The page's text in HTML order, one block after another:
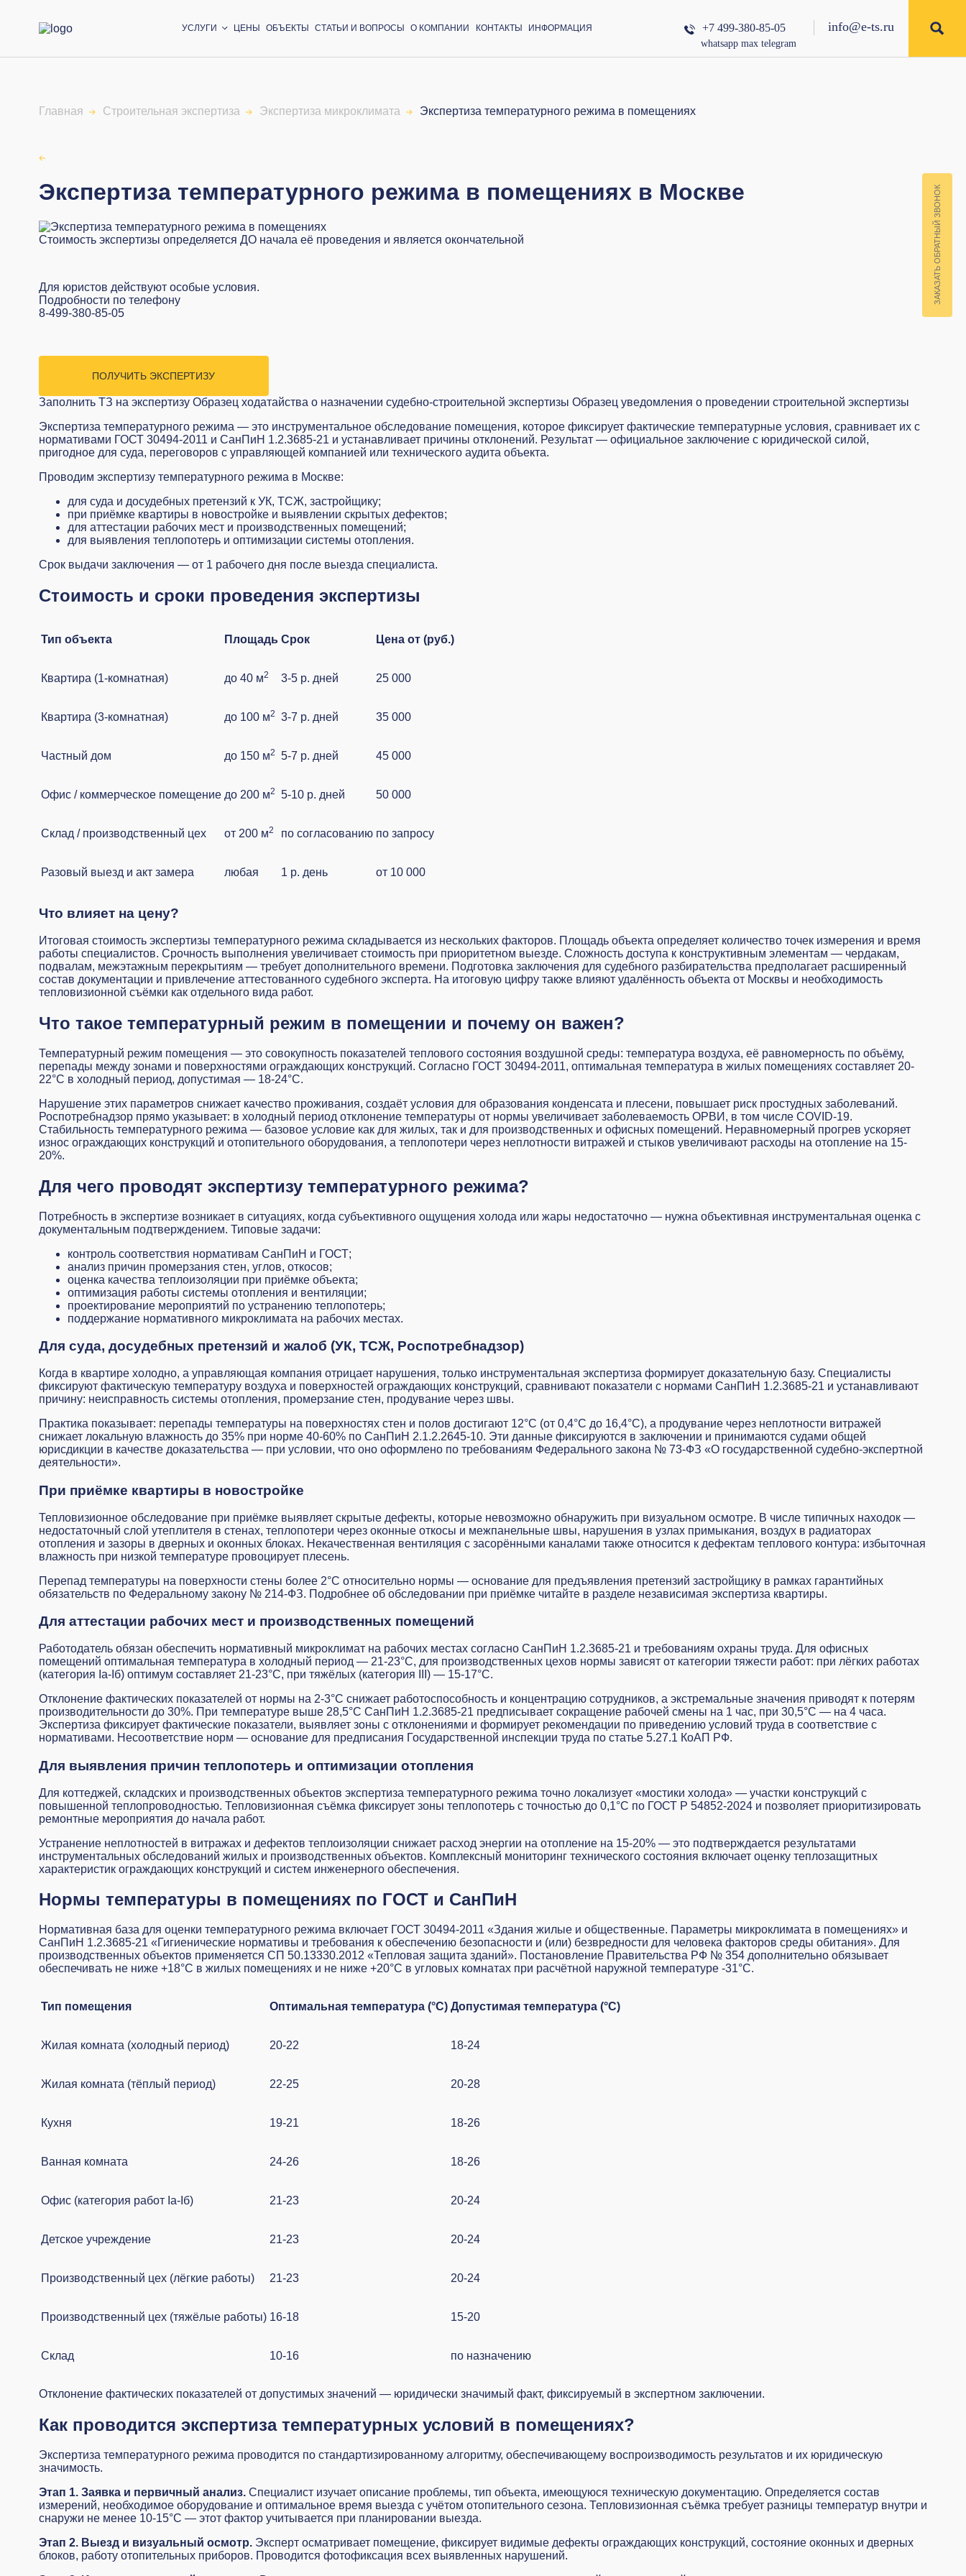
УСЛУГИ ЦЕНЫ ОБЪЕКТЫ СТАТЬИ И ВОПРОСЫ О КОМПАНИИ КОНТАКТЫ ИНФОРМАЦИЯ +7 499-380-85-05
whatsapp max telegram
info@e-ts.ru
Главная Строительная экспертиза Экспертиза микроклимата Экспертиза температурного режима в помещениях
ЗАКАЗАТЬ ОБРАТНЫЙ ЗВОНОК
Экспертиза температурного режима в помещениях в Москве
Стоимость экспертизы определяется ДО начала её проведения и является окончательной
Для юристов действуют особые условия.
Подробности по телефону
8-499-380-85-05
ПОЛУЧИТЬ ЭКСПЕРТИЗУ
Заполнить ТЗ на экспертизу Образец ходатайства о назначении судебно-строительной экспертизы Образец уведомления о проведении строительной экспертизы
Экспертиза температурного режима — это инструментальное обследование помещения, которое фиксирует фактические температурные условия, сравнивает их с
нормативами ГОСТ 30494-2011 и СанПиН 1.2.3685-21 и устанавливает причины отклонений. Результат — официальное заключение с юридической силой,
пригодное для суда, переговоров с управляющей компанией или технического аудита объекта.
Проводим экспертизу температурного режима в Москве:
для суда и досудебных претензий к УК, ТСЖ, застройщику;
при приёмке квартиры в новостройке и выявлении скрытых дефектов;
для аттестации рабочих мест и производственных помещений;
для выявления теплопотерь и оптимизации системы отопления.
Срок выдачи заключения — от 1 рабочего дня после выезда специалиста.
Стоимость и сроки проведения экспертизы
Тип объекта Площадь Срок Цена от (руб.)
Квартира (1-комнатная) до 40 м2 3-5 р. дней 25 000
Квартира (3-комнатная) до 100 м2 3-7 р. дней 35 000
Частный дом до 150 м2 5-7 р. дней 45 000
Офис / коммерческое помещение до 200 м2 5-10 р. дней 50 000
Склад / производственный цех от 200 м2 по согласованию по запросу
Разовый выезд и акт замера любая 1 р. день от 10 000
Что влияет на цену?
Итоговая стоимость экспертизы температурного режима складывается из нескольких факторов. Площадь объекта определяет количество точек измерения и время
работы специалистов. Срочность выполнения увеличивает стоимость при приоритетном выезде. Сложность доступа к конструктивным элементам — чердакам,
подвалам, межэтажным перекрытиям — требует дополнительного времени. Подготовка заключения для судебного разбирательства предполагает расширенный
состав документации и привлечение аттестованного судебного эксперта. На итоговую цифру также влияют удалённость объекта от Москвы и необходимость
тепловизионной съёмки как отдельного вида работ.
Что такое температурный режим в помещении и почему он важен?
Температурный режим помещения — это совокупность показателей теплового состояния воздушной среды: температура воздуха, её равномерность по объёму,
перепады между зонами и поверхностями ограждающих конструкций. Согласно ГОСТ 30494-2011, оптимальная температура в жилых помещениях составляет 20-
22°C в холодный период, допустимая — 18-24°C.
Нарушение этих параметров снижает качество проживания, создаёт условия для образования конденсата и плесени, повышает риск простудных заболеваний.
Роспотребнадзор прямо указывает: в холодный период отклонение температуры от нормы увеличивает заболеваемость ОРВИ, в том числе COVID-19.
Стабильность температурного режима — базовое условие как для жилых, так и для производственных и офисных помещений. Неравномерный прогрев ускоряет
износ ограждающих конструкций и отопительного оборудования, а теплопотери через неплотности витражей и стыков увеличивают расходы на отопление на 15-
20%.
Для чего проводят экспертизу температурного режима?
Потребность в экспертизе возникает в ситуациях, когда субъективного ощущения холода или жары недостаточно — нужна объективная инструментальная оценка с
документальным подтверждением. Типовые задачи:
контроль соответствия нормативам СанПиН и ГОСТ;
анализ причин промерзания стен, углов, откосов;
оценка качества теплоизоляции при приёмке объекта;
оптимизация работы системы отопления и вентиляции;
проектирование мероприятий по устранению теплопотерь;
поддержание нормативного микроклимата на рабочих местах.
Для суда, досудебных претензий и жалоб (УК, ТСЖ, Роспотребнадзор)
Когда в квартире холодно, а управляющая компания отрицает нарушения, только инструментальная экспертиза формирует доказательную базу. Специалисты
фиксируют фактическую температуру воздуха и поверхностей ограждающих конструкций, сравнивают показатели с нормами СанПиН 1.2.3685-21 и устанавливают
причину: неисправность системы отопления, промерзание стен, продувание через швы.
Практика показывает: перепады температуры на поверхностях стен и полов достигают 12°C (от 0,4°C до 16,4°C), а продувание через неплотности витражей
снижает локальную влажность до 35% при норме 40-60% по СанПиН 2.1.2.2645-10. Эти данные фиксируются в заключении и принимаются судами общей
юрисдикции в качестве доказательства — при условии, что оно оформлено по требованиям Федерального закона № 73-ФЗ «О государственной судебно-экспертной
деятельности».
При приёмке квартиры в новостройке
Тепловизионное обследование при приёмке выявляет скрытые дефекты, которые невозможно обнаружить при визуальном осмотре. В числе типичных находок —
недостаточный слой утеплителя в стенах, теплопотери через оконные откосы и межпанельные швы, нарушения в узлах примыкания, воздух в радиаторах
отопления и зазоры в дверных и оконных блоках. Некачественная вентиляция с засорёнными каналами также относится к дефектам теплового контура: избыточная
влажность при низкой температуре провоцирует плесень.
Перепад температуры на поверхности стены более 2°C относительно нормы — основание для предъявления претензий застройщику в рамках гарантийных
обязательств по Федеральному закону № 214-ФЗ. Подробнее об обследовании при приёмке читайте в разделе независимая экспертиза квартиры.
Для аттестации рабочих мест и производственных помещений
Работодатель обязан обеспечить нормативный микроклимат на рабочих местах согласно СанПиН 1.2.3685-21 и требованиям охраны труда. Для офисных
помещений оптимальная температура в холодный период — 21-23°C, для производственных цехов нормы зависят от категории тяжести работ: при лёгких работах
(категория Iа-Iб) оптимум составляет 21-23°C, при тяжёлых (категория III) — 15-17°C.
Отклонение фактических показателей от нормы на 2-3°C снижает работоспособность и концентрацию сотрудников, а экстремальные значения приводят к потерям
производительности до 30%. При температуре выше 28,5°C СанПиН 1.2.3685-21 предписывает сокращение рабочей смены на 1 час, при 30,5°C — на 4 часа.
Экспертиза фиксирует фактические показатели, выявляет зоны с отклонениями и формирует рекомендации по приведению условий труда в соответствие с
нормативами. Несоответствие норм — основание для предписания Государственной инспекции труда по статье 5.27.1 КоАП РФ.
Для выявления причин теплопотерь и оптимизации отопления
Для коттеджей, складских и производственных объектов экспертиза температурного режима точно локализует «мостики холода» — участки конструкций с
повышенной теплопроводностью. Тепловизионная съёмка фиксирует зоны теплопотерь с точностью до 0,1°C по ГОСТ Р 54852-2024 и позволяет приоритизировать
ремонтные мероприятия до начала работ.
Устранение неплотностей в витражах и дефектов теплоизоляции снижает расход энергии на отопление на 15-20% — это подтверждается результатами
инструментальных обследований жилых и производственных объектов. Комплексный мониторинг технического состояния включает оценку теплозащитных
характеристик ограждающих конструкций и систем инженерного обеспечения.
Нормы температуры в помещениях по ГОСТ и СанПиН
Нормативная база для оценки температурного режима включает ГОСТ 30494-2011 «Здания жилые и общественные. Параметры микроклимата в помещениях» и
СанПиН 1.2.3685-21 «Гигиенические нормативы и требования к обеспечению безопасности и (или) безвредности для человека факторов среды обитания». Для
производственных объектов применяется СП 50.13330.2012 «Тепловая защита зданий». Постановление Правительства РФ № 354 дополнительно обязывает
обеспечивать не ниже +18°C в жилых помещениях и не ниже +20°C в угловых комнатах при расчётной наружной температуре -31°C.
Тип помещения Оптимальная температура (°C) Допустимая температура (°C)
Жилая комната (холодный период) 20-22 18-24
Жилая комната (тёплый период) 22-25 20-28
Кухня 19-21 18-26
Ванная комната 24-26 18-26
Офис (категория работ Iа-Iб) 21-23 20-24
Детское учреждение 21-23 20-24
Производственный цех (лёгкие работы) 21-23 20-24
Производственный цех (тяжёлые работы) 16-18 15-20
Склад 10-16 по назначению
Отклонение фактических показателей от допустимых значений — юридически значимый факт, фиксируемый в экспертном заключении.
Как проводится экспертиза температурных условий в помещениях?
Экспертиза температурного режима проводится по стандартизированному алгоритму, обеспечивающему воспроизводимость результатов и их юридическую
значимость.
Этап 1. Заявка и первичный анализ.Специалист изучает описание проблемы, тип объекта, имеющуюся техническую документацию. Определяется состав
измерений, необходимое оборудование и оптимальное время выезда с учётом отопительного сезона. Тепловизионная съёмка требует разницы температур внутри и
снаружи не менее 10-15°C — этот фактор учитывается при планировании выезда.
Этап 2. Выезд и визуальный осмотр.Эксперт осматривает помещение, фиксирует видимые дефекты ограждающих конструкций, состояние оконных и дверных
блоков, работу отопительных приборов. Проводится фотофиксация всех выявленных нарушений.